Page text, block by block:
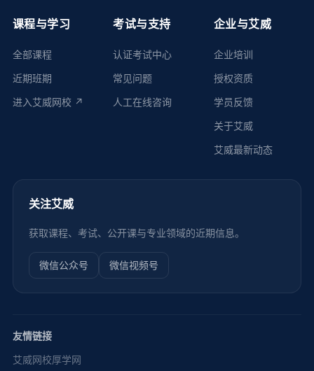
课程与学习
全部课程
近期班期
进入艾威网校 ↗
考试与支持
认证考试中心
常见问题
人工在线咨询
企业与艾威
企业培训
授权资质
学员反馈
关于艾威
艾威最新动态
关注艾威
获取课程、考试、公开课与专业领域的近期信息。
微信公众号 微信视频号
友情链接
艾威网校厚学网